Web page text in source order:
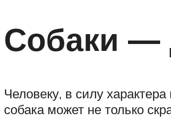
Собаки
Человеку, в силу
собака может не только